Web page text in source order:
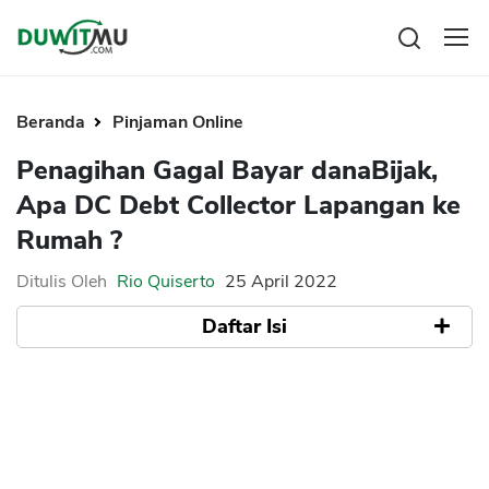
Saham
Bitcoin
Investasi
Pengeluaran
Asuransi
Rencana Keuangan
Kartu Kredit
KPR
KTA
Pinjaman Online
Hutang
Pinjaman
Kartu Kredit
Beranda Pinjaman Online
Penagihan Gagal Bayar danaBijak,
Apa DC Debt Collector Lapangan ke
Rumah ?
Ditulis Oleh Rio Quiserto 25 April 2022
Daftar Isi